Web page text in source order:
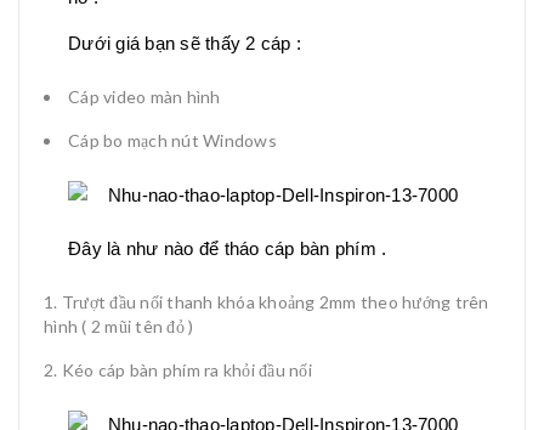
Dưới giá bạn sẽ thấy 2 cáp :
Cáp video màn hình
Cáp bo mạch nút Windows
Đây là như nào để tháo cáp bàn phím .
Trượt đầu nối thanh khóa khoảng 2mm theo hướng trên
hình ( 2 mũi tên đỏ )
Kéo cáp bàn phím ra khỏi đầu nối